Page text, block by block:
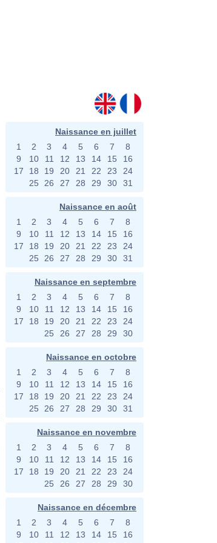
Naissance en juillet
1
2 3 4 5 6 7
8
9
10 11 12 13 14 15
16
17
18 19 20 21 22 23
24
25
26 27 28 29 30 31
Naissance en août
1
2 3 4 5 6 7
8
9
10 11 12 13 14 15
16
17
18 19 20 21 22 23
24
25
26 27 28 29 30 31
Naissance en septembre
1
2 3 4 5 6 7
8
9
10 11 12 13 14 15
16
17
18 19 20 21 22 23
24
25
26 27 28 29 30
Naissance en octobre
1
2 3 4 5 6 7
8
9
10 11 12 13 14 15
16
17
18 19 20 21 22 23
24
25
26 27 28 29 30 31
Naissance en novembre
1
2 3 4 5 6 7
8
9
10 11 12 13 14 15
16
17
18 19 20 21 22 23
24
25
26 27 28 29 30
Naissance en décembre
1
2 3 4 5 6 7
8
9
10 11 12 13 14 15
16